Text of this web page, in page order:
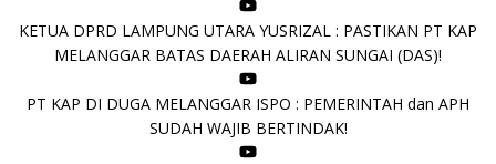
KETUA DPRD LAMPUNG UTARA YUSRIZAL : PASTIKAN PT KAP
MELANGGAR BATAS DAERAH ALIRAN SUNGAI (DAS)!
PT KAP DI DUGA MELANGGAR ISPO : PEMERINTAH dan APH
SUDAH WAJIB BERTINDAK!